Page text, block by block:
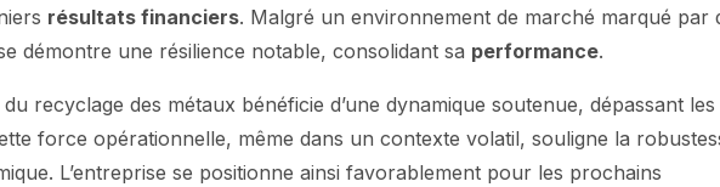
résultats financiers. Malgré un environnement de marché marqué par
démontre une résilience notable, consolidant sa performance.
du recyclage des métaux bénéficie d’une dynamique soutenue, dépassant les
force opérationnelle, même dans un contexte volatil, souligne la
L’entreprise se positionne ainsi favorablement pour les prochains